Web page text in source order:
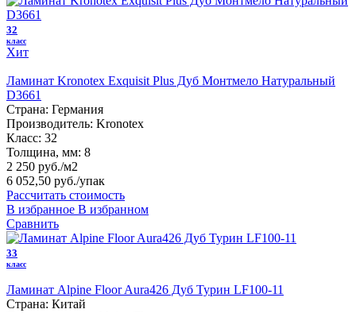
32
класс
Хит
Ламинат Kronotex Exquisit Plus Дуб Монтмело Натуральный
D3661
Страна: Германия
Производитель: Kronotex
Класс: 32
Толщина, мм: 8
2 250 руб./м2
6 052,50 руб./упак
Рассчитать стоимость
В избранное В избранном
Сравнить
33
класс
Ламинат Alpine Floor Aura426 Дуб Турин LF100-11
Страна: Китай